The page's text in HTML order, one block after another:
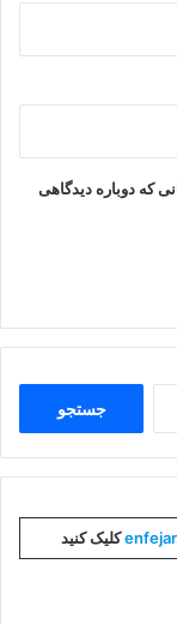
که دوباره دیدگاهی
کلیک کنید